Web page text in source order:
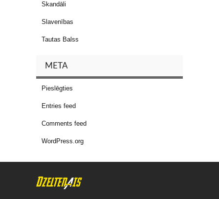
Skandāli
Slavenības
Tautas Balss
META
Pieslēgties
Entries feed
Comments feed
WordPress.org